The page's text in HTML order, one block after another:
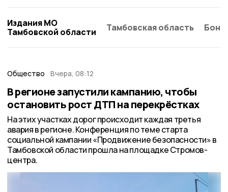
Издания МО
Тамбовской области
Тамбовская область
Общество Вчера, 08:12
В регионе запустили кампанию, чтобы
остановить рост ДТП на перекрёстках
На этих участках дорог происходит каждая третья
авария в регионе. Конференция по теме старта
социальной кампании «Продвижение безопасности» в
Тамбовской области прошла на площадке Стромов-
центра.